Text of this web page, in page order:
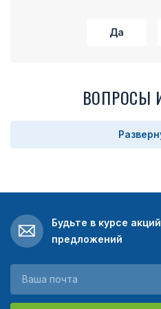
Да
ВОПРОСЫ
Будьте в курсе
предложений